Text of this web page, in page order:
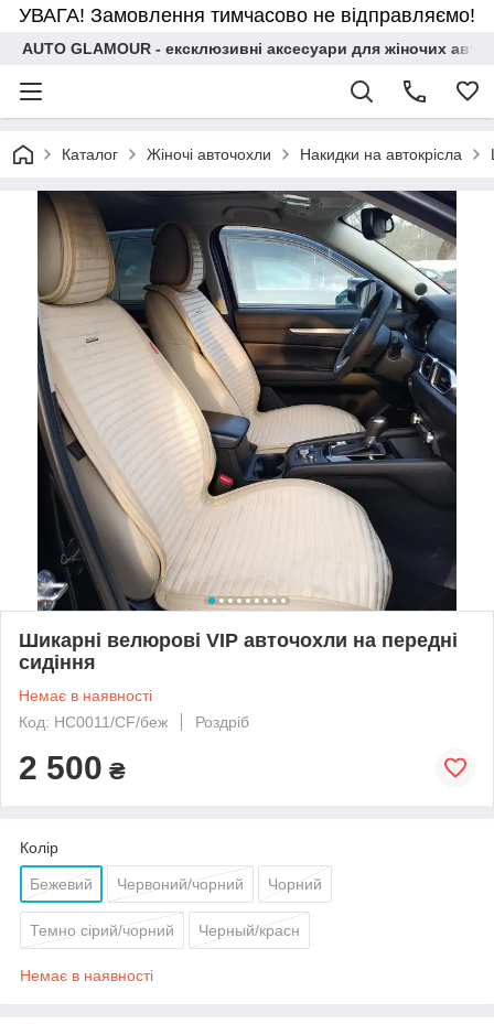
УВАГА! Замовлення тимчасово не відправляємо!
AUTO GLAMOUR - ексклюзивні аксесуари для жіночих
Каталог Жіночі авточохли Накидки на автокрісла
Шикарні велюрові VIP авточохли на передні
сидіння
Немає в наявності
Код: НС0011/CF/беж
Роздріб
2 500 ₴
Колір
Бежевий Червоний/чорний Чорний
Темно сірий/чорний Черный/красн
Немає в наявності